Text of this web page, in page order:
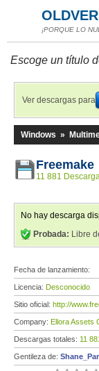
¡PORQUE LO
Escoge un título
Ver descargas para
Windows »
Freemake
11 881
No hay descarga
Probada: Libre
Fecha de lanzamiento:
Licencia: Desconocido
Sitio oficial: http://
Company: Ellora Assets
Descargas totales: 11
Gentileza de: